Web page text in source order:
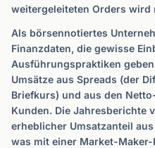
weitergeleiteten Orders
Als börsennotiertes
Finanzdaten, die gewisse
Ausführungspraktiken
Umsätze aus Spreads (der
Briefkurs) und aus den
Kunden. Die Jahresberichte
erheblicher Umsatzanteil
was mit einer Market-